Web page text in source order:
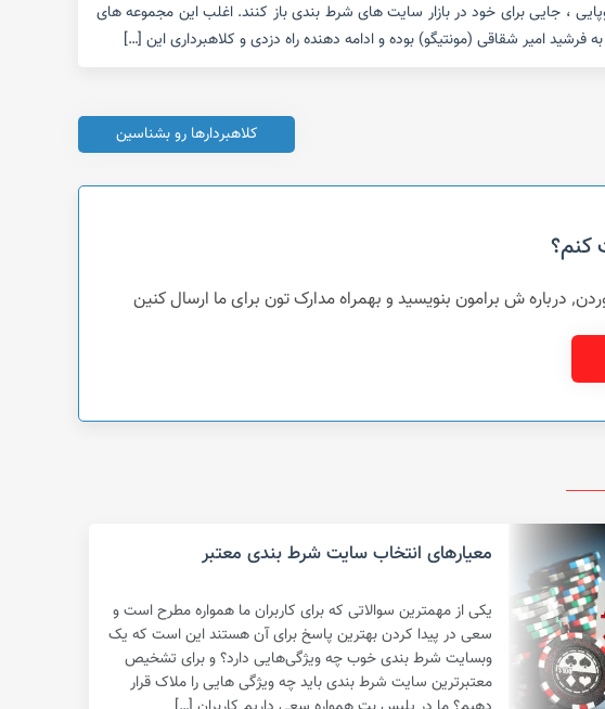
، جایی برای خود در بازار سایت های شرط بندی باز کنند. اغلب این مجموعه های
به فرشید امیر شقاقی (مونتیگو) بوده و ادامه دهنده راه دزدی و کلاهبرداری این […]
کلاهبردارها رو بشناسین
کنم؟
کنین
معیارهای انتخاب سایت شرط بندی معتبر
یکی از مهمترین سوالاتی که برای کاربران ما همواره مطرح است و
سعی در پیدا کردن بهترین پاسخ برای آن هستند این است که یک
وبسایت شرط بندی خوب چه ویژگی‌هایی دارد؟ و برای تشخیص
معتبرترین سایت شرط بندی باید چه ویژگی هایی را ملاک قرار